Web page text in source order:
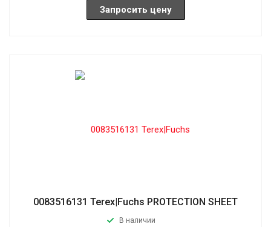
Запросить цену
0083516131 Terex|Fuchs PROTECTION SHEET
В наличии